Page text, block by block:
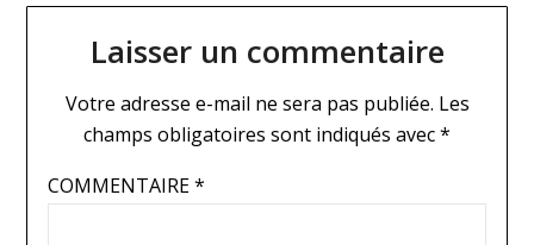
Laisser un commentaire
Votre adresse e-mail ne sera pas publiée. Les
champs obligatoires sont indiqués avec*
COMMENTAIRE*